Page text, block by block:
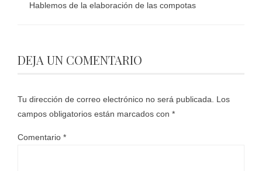
Hablemos de la elaboración de las compotas
DEJA UN COMENTARIO
Tu dirección de correo electrónico no será publicada.
Los
campos obligatorios están marcados con *
Comentario *